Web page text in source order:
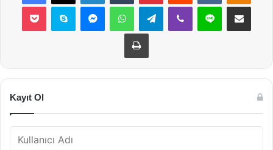
Pocket Skype MessengerWhatsAppTelegramViber Line E-Posta ile
Yazdır
Kayıt Ol